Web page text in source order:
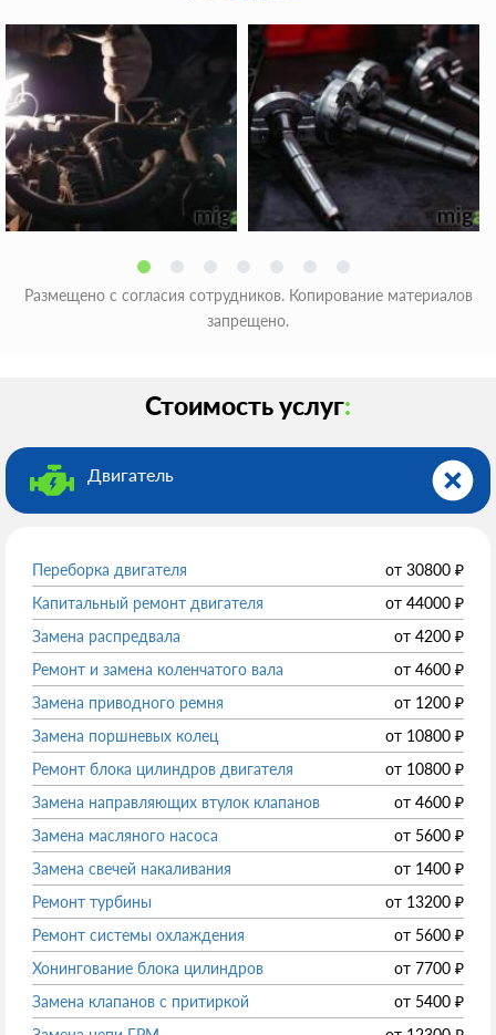
Размещено с согласия сотрудников. Копирование материалов
запрещено.
Стоимость услуг:
Двигатель
Переборка двигателя от 30800 ₽
Капитальный ремонт двигателя
от 44000 ₽
Замена распредвала
от 4200 ₽
Ремонт и замена коленчатого вала
от 4600 ₽
Замена приводного ремня
от 1200 ₽
Замена поршневых колец
от 10800 ₽
Ремонт блока цилиндров двигателя
от 10800 ₽
Замена направляющих втулок клапанов
от 4600 ₽
Замена масляного насоса
от 5600 ₽
Замена свечей накаливания
от 1400 ₽
Ремонт турбины
от 13200 ₽
Ремонт системы охлаждения
от 5600 ₽
Хонингование блока цилиндров
от 7700 ₽
Замена клапанов с притиркой
от 5400 ₽